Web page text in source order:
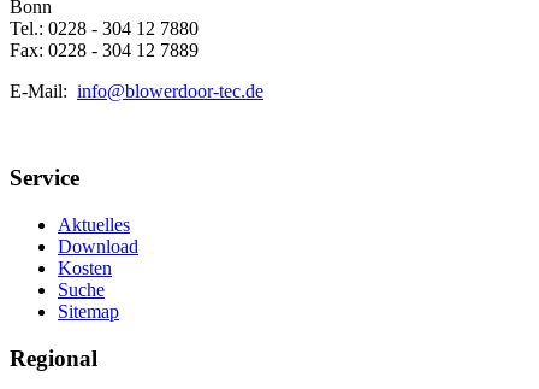
Bonn
Tel.: 0228 - 304 12 7880
Fax: 0228 - 304 12 7889
E-Mail: info@blowerdoor-tec.de
Service
Aktuelles
Download
Kosten
Suche
Sitemap
Regional